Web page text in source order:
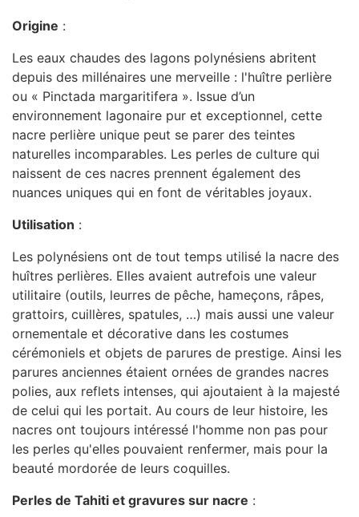
Origine :
Les eaux chaudes des lagons polynésiens abritent
depuis des millénaires une merveille : l'huître perlière
ou « Pinctada margaritifera ». Issue d’un
environnement lagonaire pur et exceptionnel, cette
nacre perlière unique peut se parer des teintes
naturelles incomparables. Les perles de culture qui
naissent de ces nacres prennent également des
nuances uniques qui en font de véritables joyaux.
Utilisation :
Les polynésiens ont de tout temps utilisé la nacre des
huîtres perlières. Elles avaient autrefois une valeur
utilitaire (outils, leurres de pêche, hameçons, râpes,
grattoirs, cuillères, spatules, …) mais aussi une valeur
ornementale et décorative dans les costumes
cérémoniels et objets de parures de prestige. Ainsi les
parures anciennes étaient ornées de grandes nacres
polies, aux reflets intenses, qui ajoutaient à la majesté
de celui qui les portait. Au cours de leur histoire, les
nacres ont toujours intéressé l'homme non pas pour
les perles qu'elles pouvaient renfermer, mais pour la
beauté mordorée de leurs coquilles.
Perles de Tahiti et gravures sur nacre :